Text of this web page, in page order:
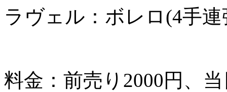
ラヴェル：ボレロ(4手連
料金：前売り2000円、